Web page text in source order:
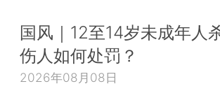
国风｜12至14岁未成年人
伤人如何处罚？
2026年08月08日